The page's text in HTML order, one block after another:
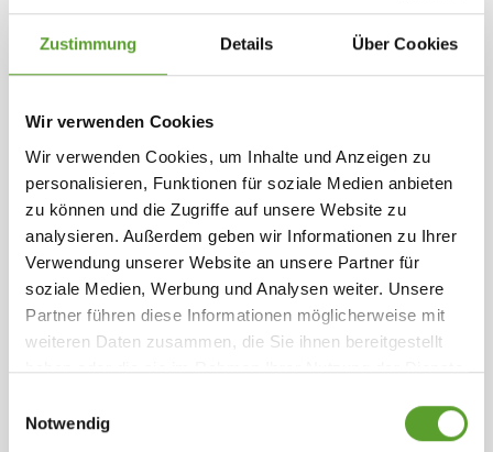
Zustimmung Details Über Cookies
Wir verwenden Cookies
Wir verwenden Cookies, um Inhalte und Anzeigen zu
personalisieren, Funktionen für soziale Medien anbieten
zu können und die Zugriffe auf unsere Website zu
analysieren. Außerdem geben wir Informationen zu Ihrer
Verwendung unserer Website an unsere Partner für
soziale Medien, Werbung und Analysen weiter. Unsere
Partner führen diese Informationen möglicherweise mit
weiteren Daten zusammen, die Sie ihnen bereitgestellt
haben oder die sie im Rahmen Ihrer Nutzung der Dienste
Notwendig
Sie können auch unsere Homepage besuchen.
unserem Campingplatz bestellen werden.
Karte und Kontaktinformation Gesamte Beschreibung
Ausgewählte Einrichtungen
0 - 150 PlätzeWohnmobil-StellplätzeHüpfkissenMinigolf
Fahrradrouten (< 5 Km)Wander- und Laufstrecken (< 5 Km)
Angeln (< 5 Km)